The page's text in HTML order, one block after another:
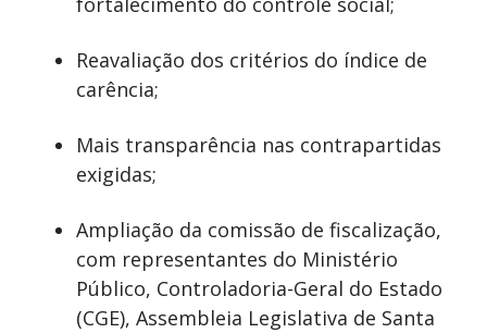
Reavaliação dos critérios do índice de
carência;
Mais transparência nas contrapartidas
exigidas;
Ampliação da comissão de fiscalização,
com representantes do Ministério
Público, Controladoria-Geral do Estado
(CGE), Assembleia Legislativa de Santa